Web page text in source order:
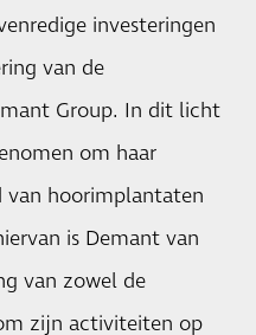
investeringen
van de
Group. In dit licht
om haar
van hoorimplantaten
is Demant van
van zowel de
zijn activiteiten op